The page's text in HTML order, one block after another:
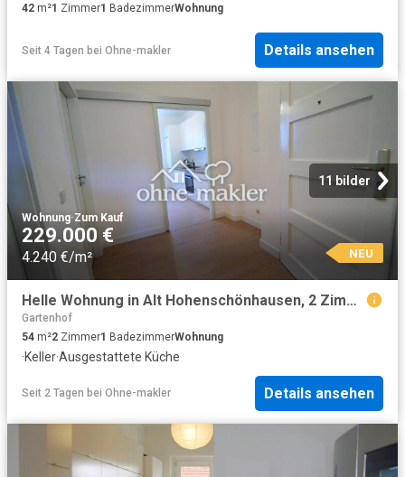
42 m²1 Zimmer1 BadezimmerWohnung
Seit 4 Tagen bei Ohne-makler Details ansehen
11 bilder
Wohnung·Zum Kauf
229.000 €
4.240 €/m² NEU
Helle Wohnung in Alt Hohenschönhausen, 2 Zimmer, Einbauküche, Loggia
Gartenhof
54 m²2 Zimmer1 BadezimmerWohnung
·Keller·Ausgestattete Küche
Seit 2 Tagen bei Ohne-makler Details ansehen